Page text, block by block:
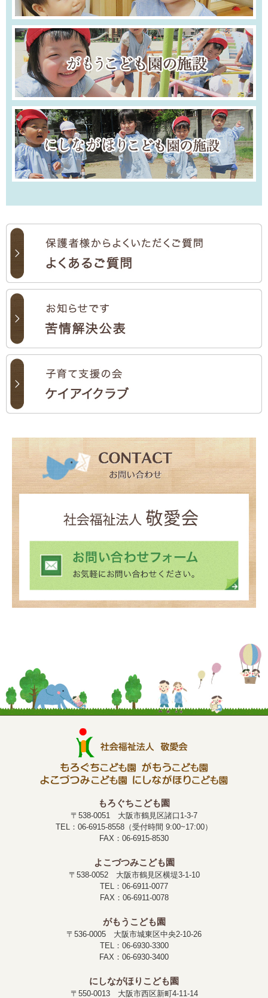
もろぐちこども園
〒538-0051 大阪市鶴見区諸口1-3-7
TEL：06-6915-8558（受付時間 9:00~17:00）
FAX：06-6915-8530
よこづつみこども園
〒538-0052 大阪市鶴見区横堤3-1-10
TEL：06-6911-0077
FAX：06-6911-0078
がもうこども園
〒536-0005 大阪市城東区中央2-10-26
TEL：06-6930-3300
FAX：06-6930-3400
にしながほりこども園
〒550-0013 大阪市西区新町4-11-14